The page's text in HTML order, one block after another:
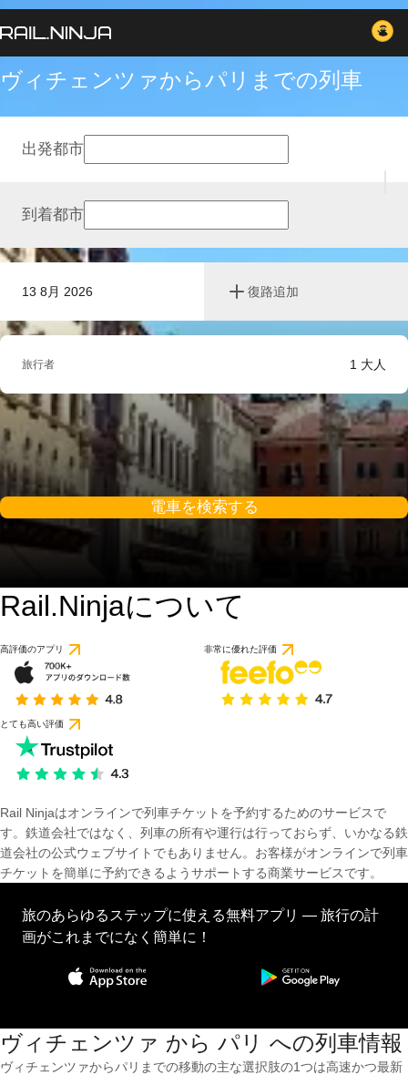
ヴィチェンツァからパリまでの列車
13 8月 2026 復路追加
出発都市
到着都市
旅行者 1 大人
電車を検索する
Rail.Ninjaについて
高評価のアプリ 非常に優れた評価
とても高い評価
Rail Ninjaはオンラインで列車チケットを予約するためのサービスで
す。鉄道会社ではなく、列車の所有や運行は行っておらず、いかなる鉄
道会社の公式ウェブサイトでもありません。お客様がオンラインで列車
チケットを簡単に予約できるようサポートする商業サービスです。
旅のあらゆるステップに使える無料アプリ — 旅行の計
画がこれまでになく簡単に！
ヴィチェンツァ から パリ への列車情報
ヴィチェンツァからパリまでの移動の主な選択肢の1つは高速かつ最新